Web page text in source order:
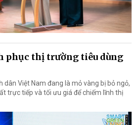
phục thị trường tiêu dùng
Việt Nam đang là mỏ vàng bị bỏ ngỏ,
trực tiếp và tối ưu giá để chiếm lĩnh thị